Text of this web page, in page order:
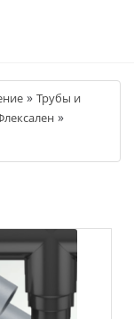
» Трубы и
»